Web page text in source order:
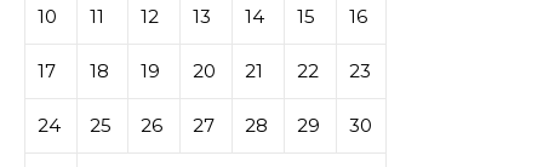
10 11 12 13 14 15 16
17 18 19 20 21 22 23
24 25 26 27 28 29 30